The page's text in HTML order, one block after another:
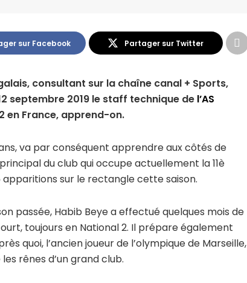
sur Facebook Partager sur Twitter
consultant sur la chaîne canal + Sports,
septembre 2019 le staff technique de l’AS
en France, apprend-on.
va par conséquent apprendre aux côtés de
du club qui occupe actuellement la 11è
sur le rectangle cette saison.
passée, Habib Beye a effectué quelques mois de
toujours en National 2. Il prépare également
quoi, l’ancien joueur de l’olympique de Marseille,
rênes d’un grand club.